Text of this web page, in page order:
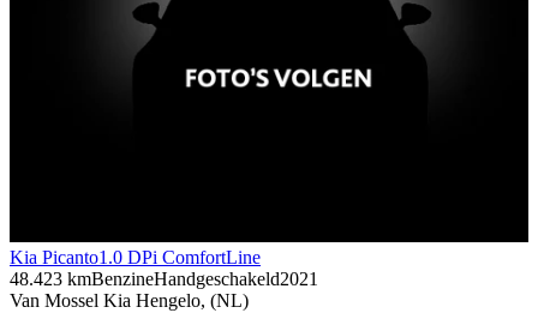
Kia Picanto1.0 DPi ComfortLine
48.423 kmBenzineHandgeschakeld2021
Van Mossel Kia Hengelo, (NL)